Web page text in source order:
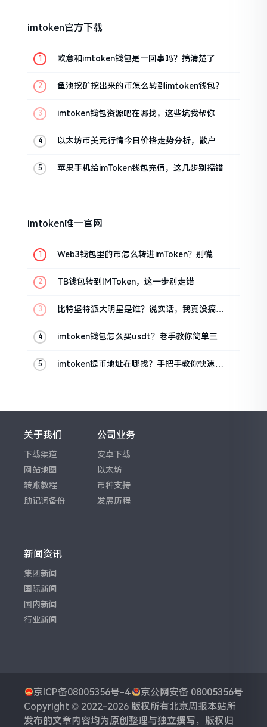
imtoken官方下载
欧意和imtoken钱包是一回事吗？搞清楚了再
鱼池挖矿挖出来的币怎么转到imtoken钱包？
imtoken钱包资源吧在哪找，这些坑我帮你趟
以太坊币美元行情今日价格走势分析，散户如
苹果手机给imToken钱包充值，这几步别搞错
imtoken唯一官网
Web3钱包里的币怎么转进imToken？别慌，
TB钱包转到IMToken，这一步别走错
比特堡特派大明星是谁？说实话，我真没搞明
imtoken钱包怎么买usdt？老手教你简单三步
imtoken提币地址在哪找？手把手教你快速查
关于我们
下载渠道
网站地图
转账教程
助记词备份
公司业务
安卓下载
以太坊
币种支持
发展历程
新闻资讯
集团新闻
国际新闻
国内新闻
行业新闻
京ICP备08005356号-4
京公网安备 08005356号
Copyright © 2022-2026 版权所有北京周报本站所
发布的文章内容均为原创整理与独立撰写，版权归